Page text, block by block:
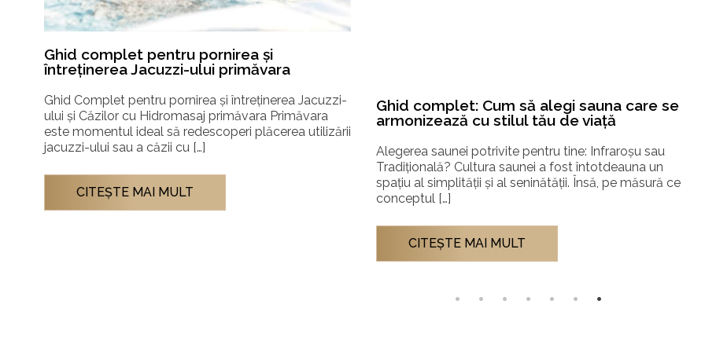
Ghid complet: Cum să alegi sauna care se
armonizează cu stilul tău de viață
Alegerea saunei potrivite pentru tine: Infraroșu sau
conceptul […]
Auroom® QUU – eleganță nordică și
tehnologie de top la Sauna Fest 2025,
Sauna de lux Auroom® QUU, vedeta Hidrostyle la
Sauna Fest 2025, Therme București Peste 40.000 de
vizitatori din 10 țări au participat la Sauna Fest […]
CITEŞTE MAI MULT